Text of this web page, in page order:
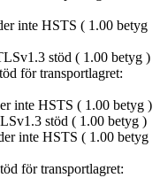
inte HSTS ( 1.00 betyg
stöd ( 1.00 betyg )
för transportlagret:
inte HSTS ( 1.00 betyg )
stöd ( 1.00 betyg )
inte HSTS ( 1.00 betyg
för transportlagret: